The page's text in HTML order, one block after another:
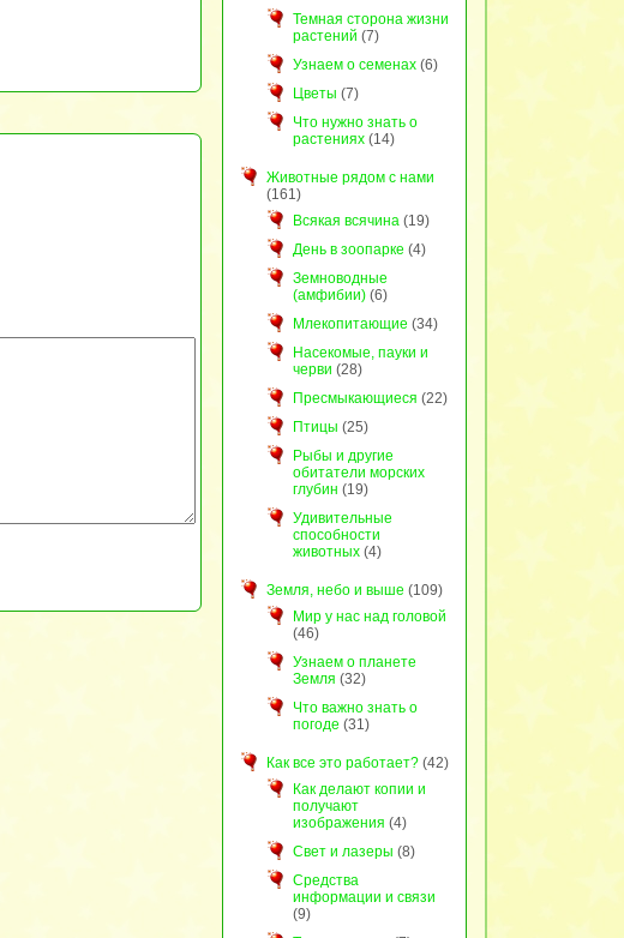
Темная сторона жизни
растений (7)
Узнаем о семенах(6)
Цветы (7)
Что нужно знать о
растениях(14)
Животные рядом с нами
(161)
Всякая всячина(19)
День в зоопарке (4)
Земноводные
(амфибии)(6)
Млекопитающие (34)
Насекомые, пауки и
черви (28)
Пресмыкающиеся (22)
Птицы (25)
Рыбы и другие
обитатели морских
глубин (19)
Удивительные
способности
животных(4)
Земля, небо и выше (109)
Мир у нас над головой
(46)
Узнаем о планете
Земля (32)
Что важно знать о
погоде (31)
Как все это работает?(42)
Как делают копии и
получают
изображения (4)
Свет и лазеры (8)
Средства
информации и связи
(9)